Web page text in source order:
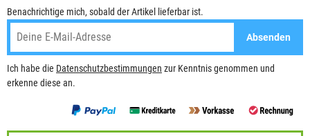
Benachrichtige mich, sobald der Artikel lieferbar ist.
Absenden
Ich habe die Datenschutzbestimmungen zur Kenntnis genommen und
erkenne diese an.